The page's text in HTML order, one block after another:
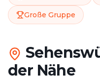
Große Gruppe
der Nähe